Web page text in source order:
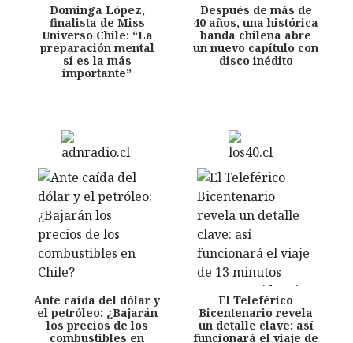
Dominga López,
finalista de Miss
Universo Chile: “La
preparación mental
sí es la más
importante”
Después de más de
40 años, una histórica
banda chilena abre
un nuevo capítulo con
disco inédito
Ante caída del dólar y
el petróleo: ¿Bajarán
los precios de los
combustibles en
El Teleférico
Bicentenario revela
un detalle clave: así
funcionará el viaje de